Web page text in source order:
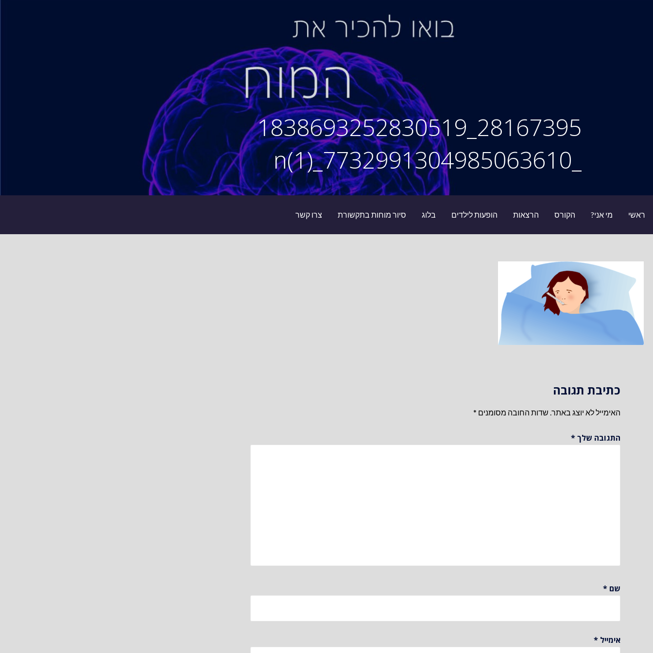
28167395_1838693252830519
ראשי מי אני? הקורס הרצאות הופעות לילדים בלוג סיור מוחות בתקשורת צרו קשר
כתיבת תגובה
האימייל לא יוצג באתר. שדות החובה מסומנים *
התגובה שלך*
שם *
אימייל *